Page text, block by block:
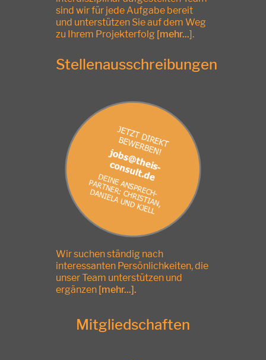
sind wir für jede Aufgabe bereit
und unterstützen Sie auf dem Weg
zu Ihrem Projekterfolg [mehr...].
Stellenausschreibungen
Wir suchen ständig nach
interessanten Persönlichkeiten, die
unser Team unterstützen und
ergänzen [mehr...].
Mitgliedschaften